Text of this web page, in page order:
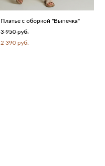
Платье с оборкой "Выпечка"
3 950 pуб.
2 390 pуб.